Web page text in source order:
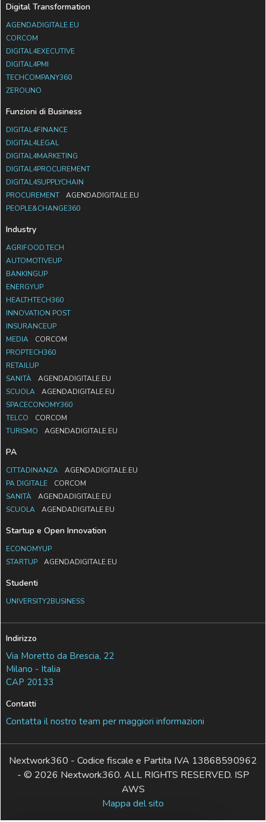
Digital Transformation
AGENDADIGITALE.EU
CORCOM
DIGITAL4EXECUTIVE
DIGITAL4PMI
TECHCOMPANY360
ZEROUNO
Funzioni di Business
DIGITAL4FINANCE
DIGITAL4LEGAL
DIGITAL4MARKETING
DIGITAL4PROCUREMENT
DIGITAL4SUPPLYCHAIN
PROCUREMENT
AGENDADIGITALE.EU
PEOPLE&CHANGE360
Industry
AGRIFOOD.TECH
AUTOMOTIVEUP
BANKINGUP
ENERGYUP
HEALTHTECH360
INNOVATION POST
INSURANCEUP
MEDIA
CORCOM
PROPTECH360
RETAILUP
SANITÀ
AGENDADIGITALE.EU
SCUOLA
AGENDADIGITALE.EU
SPACECONOMY360
TELCO
CORCOM
TURISMO
AGENDADIGITALE.EU
PA
CITTADINANZA
AGENDADIGITALE.EU
PA DIGITALE
CORCOM
SANITÀ
AGENDADIGITALE.EU
SCUOLA
AGENDADIGITALE.EU
Startup e Open Innovation
ECONOMYUP
STARTUP
AGENDADIGITALE.EU
Studenti
UNIVERSITY2BUSINESS
Indirizzo
Via Moretto da Brescia, 22
Milano - Italia
CAP 20133
Contatti
Contatta il nostro team per maggiori informazioni
Nextwork360 - Codice fiscale e Partita IVA 13868590962
- © 2026 Nextwork360. ALL RIGHTS RESERVED. ISP
AWS
Mappa del sito